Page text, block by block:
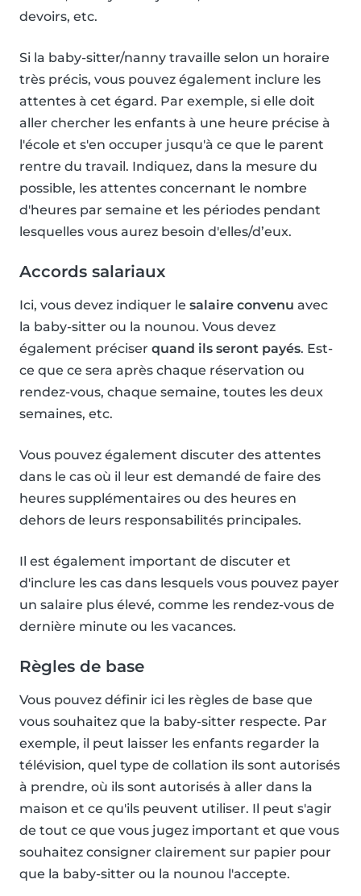
devoirs, etc.
Si la baby-sitter/nanny travaille selon un horaire
très précis, vous pouvez également inclure les
attentes à cet égard. Par exemple, si elle doit
aller chercher les enfants à une heure précise à
l'école et s'en occuper jusqu'à ce que le parent
rentre du travail. Indiquez, dans la mesure du
possible, les attentes concernant le nombre
d'heures par semaine et les périodes pendant
lesquelles vous aurez besoin d'elles/d’eux.
Accords salariaux
Ici, vous devez indiquer le salaire convenu avec
la baby-sitter ou la nounou. Vous devez
également préciser quand ils seront payés. Est-
ce que ce sera après chaque réservation ou
rendez-vous, chaque semaine, toutes les deux
semaines, etc.
Vous pouvez également discuter des attentes
dans le cas où il leur est demandé de faire des
heures supplémentaires ou des heures en
dehors de leurs responsabilités principales.
Il est également important de discuter et
d'inclure les cas dans lesquels vous pouvez payer
un salaire plus élevé, comme les rendez-vous de
dernière minute ou les vacances.
Règles de base
Vous pouvez définir ici les règles de base que
vous souhaitez que la baby-sitter respecte. Par
exemple, il peut laisser les enfants regarder la
télévision, quel type de collation ils sont autorisés
à prendre, où ils sont autorisés à aller dans la
maison et ce qu'ils peuvent utiliser. Il peut s'agir
de tout ce que vous jugez important et que vous
souhaitez consigner clairement sur papier pour
que la baby-sitter ou la nounou l'accepte.